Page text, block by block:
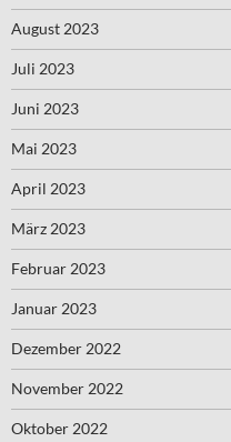
August 2023
Juli 2023
Juni 2023
Mai 2023
April 2023
März 2023
Februar 2023
Januar 2023
Dezember 2022
November 2022
Oktober 2022